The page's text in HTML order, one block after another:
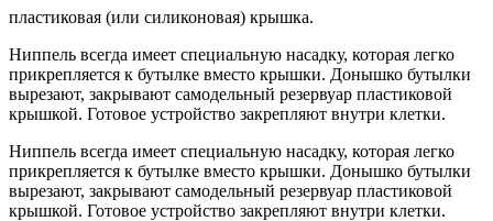
пластиковая (или силиконовая) крышка.
Ниппель всегда имеет специальную насадку, которая легко
прикрепляется к бутылке вместо крышки. Донышко бутылки
вырезают, закрывают самодельный резервуар пластиковой
крышкой. Готовое устройство закрепляют внутри клетки.
Ниппель всегда имеет специальную насадку, которая легко
прикрепляется к бутылке вместо крышки. Донышко бутылки
вырезают, закрывают самодельный резервуар пластиковой
крышкой. Готовое устройство закрепляют внутри клетки.